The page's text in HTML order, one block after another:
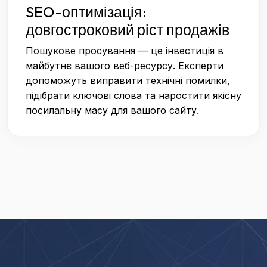
SEO-оптимізація:
довгостроковий ріст продажів
Пошукове просування — це інвестиція в
майбутнє вашого веб-ресурсу. Експерти
допоможуть виправити технічні помилки,
підібрати ключові слова та наростити якісну
посилальну масу для вашого сайту.